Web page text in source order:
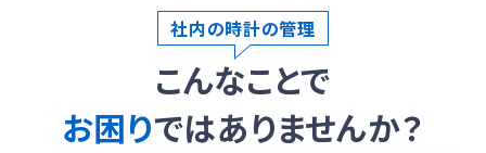
社内の時計の管理
こんなことで
お困りではありませんか？